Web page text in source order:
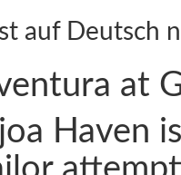
auf Deutsch
at
Haven